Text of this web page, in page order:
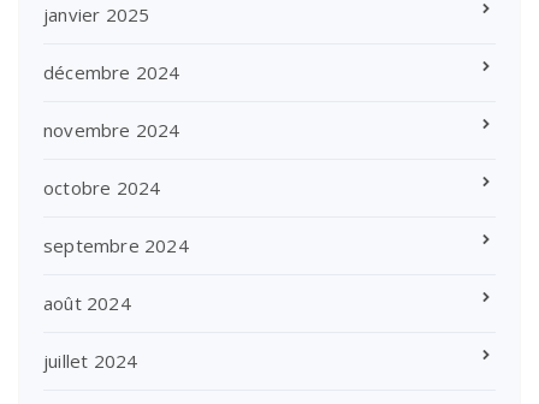
janvier 2025
décembre 2024
novembre 2024
octobre 2024
septembre 2024
août 2024
juillet 2024